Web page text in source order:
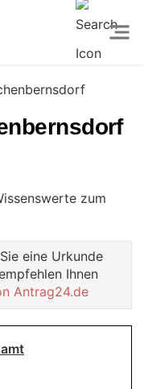
zum
eine Urkunde
Ihnen
Antrag24.de